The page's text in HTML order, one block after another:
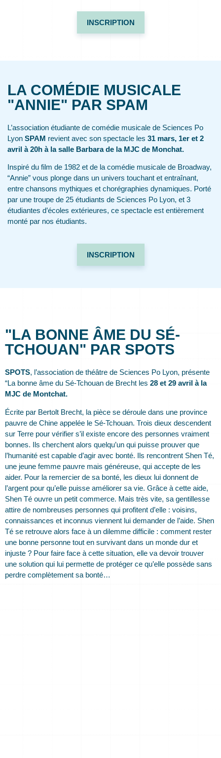
INSCRIPTION
LA COMÉDIE MUSICALE
"ANNIE" PAR SPAM
L’association étudiante de comédie musicale de Sciences Po
Lyon SPAM revient avec son spectacle les 31 mars, 1er et 2
avril à 20h à la salle Barbara de la MJC de Monchat.
Inspiré du film de 1982 et de la comédie musicale de Broadway,
“Annie” vous plonge dans un univers touchant et entraînant,
entre chansons mythiques et chorégraphies dynamiques. Porté
par une troupe de 25 étudiants de Sciences Po Lyon, et 3
étudiantes d’écoles extérieures, ce spectacle est entièrement
monté par nos étudiants.
INSCRIPTION
"LA BONNE ÂME DU SÉ-
TCHOUAN" PAR SPOTS
SPOTS, l’association de théâtre de Sciences Po Lyon, présente
“La bonne âme du Sé-Tchouan de Brecht les 28 et 29 avril à la
MJC de Montchat.
Écrite par Bertolt Brecht, la pièce se déroule dans une province
pauvre de Chine appelée le Sé-Tchouan. Trois dieux descendent
sur Terre pour vérifier s’il existe encore des personnes vraiment
bonnes. Ils cherchent alors quelqu’un qui puisse prouver que
l’humanité est capable d’agir avec bonté. Ils rencontrent Shen Té,
une jeune femme pauvre mais généreuse, qui accepte de les
aider. Pour la remercier de sa bonté, les dieux lui donnent de
l’argent pour qu’elle puisse améliorer sa vie. Grâce à cette aide,
Shen Té ouvre un petit commerce. Mais très vite, sa gentillesse
attire de nombreuses personnes qui profitent d’elle : voisins,
connaissances et inconnus viennent lui demander de l’aide. Shen
Té se retrouve alors face à un dilemme difficile : comment rester
une bonne personne tout en survivant dans un monde dur et
injuste ? Pour faire face à cette situation, elle va devoir trouver
une solution qui lui permette de protéger ce qu’elle possède sans
perdre complètement sa bonté…